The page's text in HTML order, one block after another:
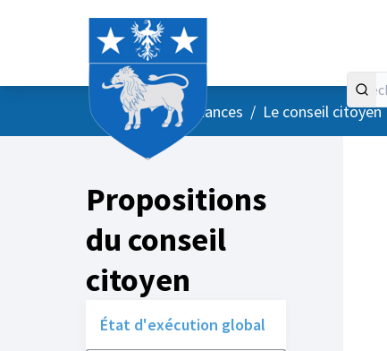
AccueilMenu principal
/ Vos instances / Le conseil citoyen
Propositions
du conseil
citoyen
État d'exécution global